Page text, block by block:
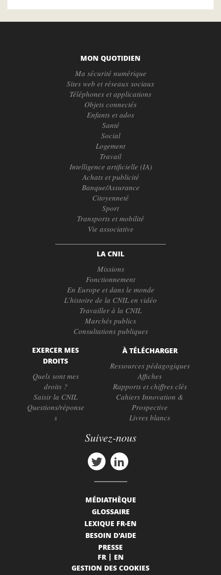
MON QUOTIDIEN
Ma sécurité numérique
Sites web et réseaux sociaux
Téléphones et applications
Objets connectés
Enfants et ados
Santé
Social
Logement
Travail
Intelligence artificielle (IA)
Achats et publicité
Banque/Assurance
Citoyenneté
Sport
Transports et mobilité
Vie associative
LA CNIL
Missions
Fonctionnement
En Europe et dans le monde
L’histoire de la CNIL en vidéo
Travailler à la CNIL
Marchés publics
Consultations publiques
EXERCER MES
DROITS
Quels sont mes
droits ?
Saisir la CNIL
Questions/réponse
s
À TÉLÉCHARGER
Ressources pédagogiques
Affiches
Rapports et chiffres clés
Cahiers Innovation &
Prospective
Livres blancs
Suivez-nous
MÉDIATHÈQUE
GLOSSAIRE
LEXIQUE FR-EN
BESOIN D'AIDE
PRESSE
FR
EN
GESTION DES COOKIES